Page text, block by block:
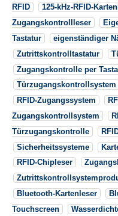
RFID
125-kHz-RFID-
Zugangskontrollleser
Tastatur
eigenständiger
Zutrittskontrolltastatur
Zugangskontrolle per
Türzugangskontrollsystem
RFID-Zugangssystem
Zugangskontrollsystem
Türzugangskontrolle
Sicherheitssysteme
RFID-Chipleser
Bluetooth-Kartenleser
Touchscreen